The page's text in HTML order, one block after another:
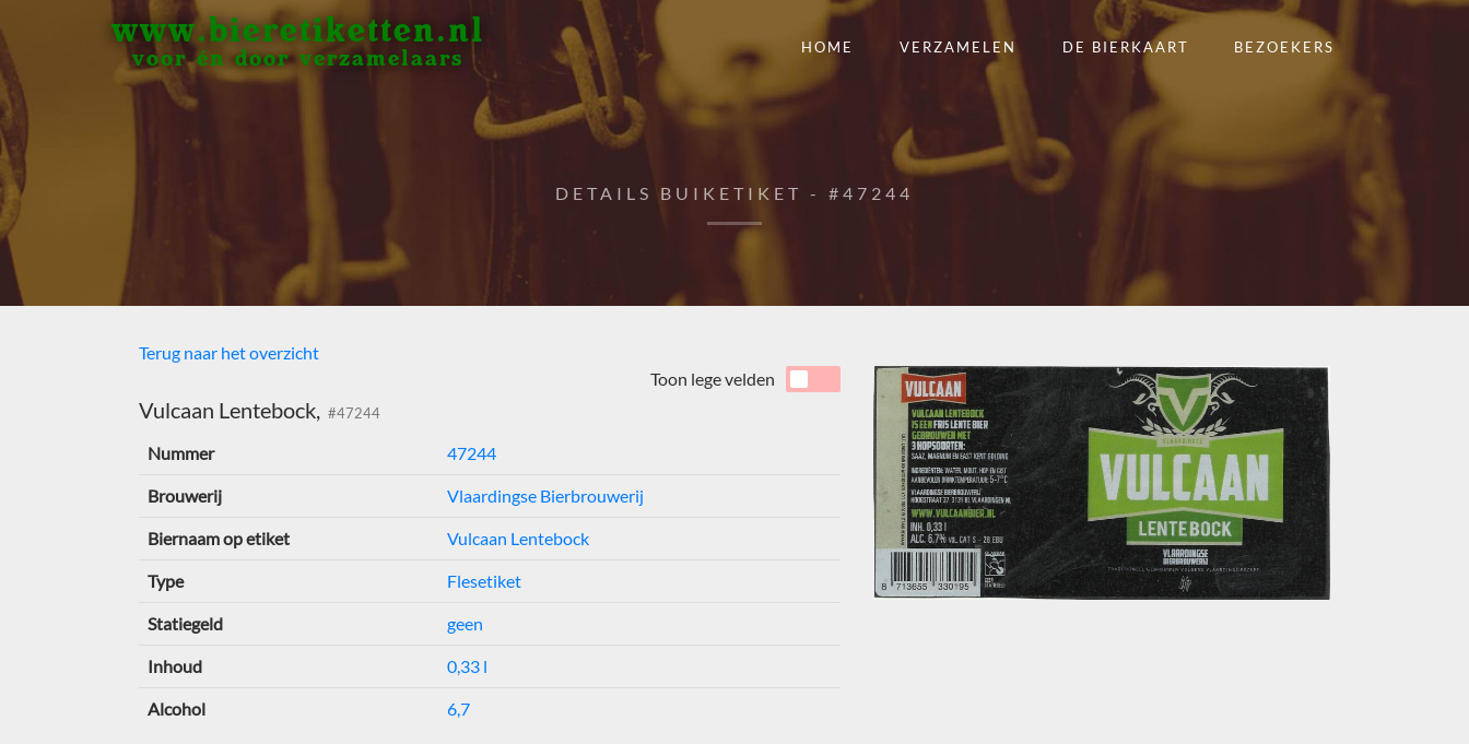
www.bieretiketten.nl
voor én door verzamelaars
HOME VERZAMELEN DE BIERKAART BEZOEKERS
DETAILS BUIKETIKET - #47244
Terug naar het overzicht
Vulcaan Lentebock, #47244
Toon lege velden
Nummer 47244
Brouwerij Vlaardingse Bierbrouwerij
Biernaam op etiket Vulcaan Lentebock
Type Flesetiket
Statiegeld geen
Inhoud 0,33 l
Alcohol 6,7